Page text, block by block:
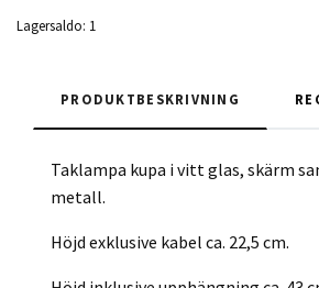
Lagersaldo: 1
PRODUKTBESKRIVNING
Taklampa kupa i vitt glas, skärm
metall.
Höjd exklusive kabel ca. 22,5 cm.